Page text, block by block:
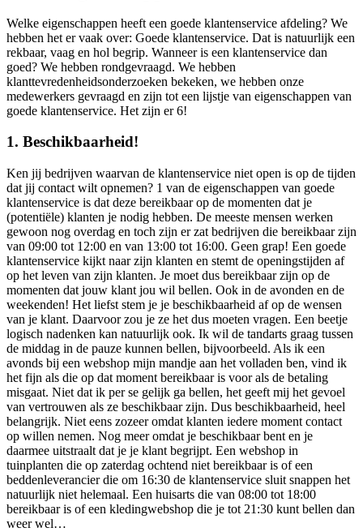
Welke eigenschappen heeft een goede klantenservice afdeling? We
hebben het er vaak over: Goede klantenservice. Dat is natuurlijk een
rekbaar, vaag en hol begrip. Wanneer is een klantenservice dan
goed? We hebben rondgevraagd. We hebben
klanttevredenheidsonderzoeken bekeken, we hebben onze
medewerkers gevraagd en zijn tot een lijstje van eigenschappen van
goede klantenservice. Het zijn er 6!
1. Beschikbaarheid!
Ken jij bedrijven waarvan de klantenservice niet open is op de tijden
dat jij contact wilt opnemen? 1 van de eigenschappen van goede
klantenservice is dat deze bereikbaar op de momenten dat je
(potentiële) klanten je nodig hebben. De meeste mensen werken
gewoon nog overdag en toch zijn er zat bedrijven die bereikbaar zijn
van 09:00 tot 12:00 en van 13:00 tot 16:00. Geen grap! Een goede
klantenservice kijkt naar zijn klanten en stemt de openingstijden af
op het leven van zijn klanten. Je moet dus bereikbaar zijn op de
momenten dat jouw klant jou wil bellen. Ook in de avonden en de
weekenden! Het liefst stem je je beschikbaarheid af op de wensen
van je klant. Daarvoor zou je ze het dus moeten vragen. Een beetje
logisch nadenken kan natuurlijk ook. Ik wil de tandarts graag tussen
de middag in de pauze kunnen bellen, bijvoorbeeld. Als ik een
avonds bij een webshop mijn mandje aan het volladen ben, vind ik
het fijn als die op dat moment bereikbaar is voor als de betaling
misgaat. Niet dat ik per se gelijk ga bellen, het geeft mij het gevoel
van vertrouwen als ze beschikbaar zijn. Dus beschikbaarheid, heel
belangrijk. Niet eens zozeer omdat klanten iedere moment contact
op willen nemen. Nog meer omdat je beschikbaar bent en je
daarmee uitstraalt dat je je klant begrijpt. Een webshop in
tuinplanten die op zaterdag ochtend niet bereikbaar is of een
beddenleverancier die om 16:30 de klantenservice sluit snappen het
natuurlijk niet helemaal. Een huisarts die van 08:00 tot 18:00
bereikbaar is of een kledingwebshop die je tot 21:30 kunt bellen dan
weer wel…